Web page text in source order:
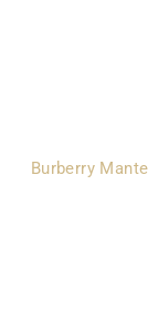
Burberry